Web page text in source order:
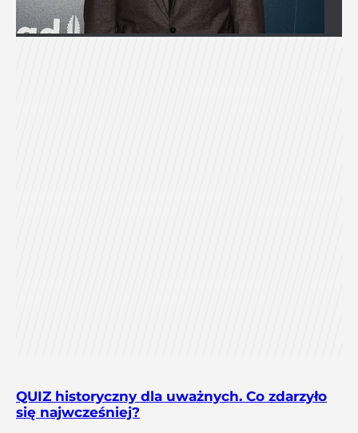
QUIZ historyczny dla uważnych. Co zdarzyło
się najwcześniej?